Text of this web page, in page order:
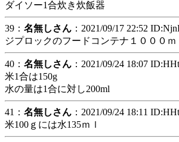
ダイソー1合炊き炊飯器
39： 名無しさん ：2021/09/17 22:52
ジプロックのフードコンテナ１０００ｍ
40： 名無しさん ：2021/09/24 18:07
米1合は150g
水の量は1合に対し200ml
41： 名無しさん ：2021/09/24 18:11
米100ｇには水135ｍｌ